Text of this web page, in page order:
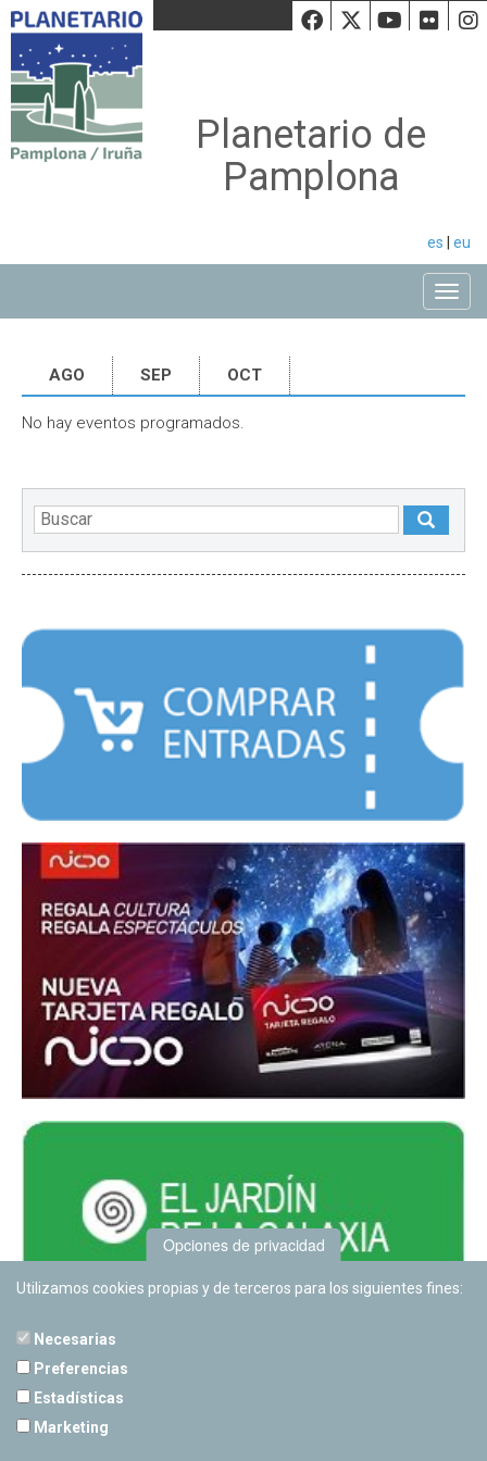
Facebook
Twiiter
Planetario de
Pamplona
es eu
AGO SEP OCT
No hay eventos programados.
Opciones de privacidad
Utilizamos cookies propias y de terceros para los siguientes fines:
Necesarias
Preferencias
Estadísticas
Marketing